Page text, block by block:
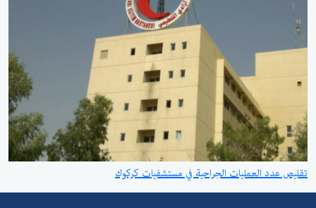
تقليص عدد العمليات الجراحية في مستشفيات كركوك